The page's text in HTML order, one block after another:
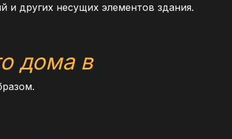
и других несущих элементов здания.
дома в